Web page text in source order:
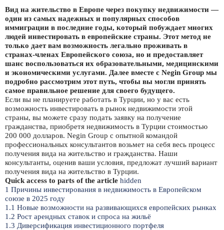
Вид на жительство в Европе через покупку недвижимости —
один из самых надежных и популярных способов
иммиграции в последние годы, который побуждает многих
людей инвестировать в европейские страны. Этот метод не
только дает вам возможность легально проживать в
странах-членах Европейского союза, но и предоставляет
шанс воспользоваться их образовательными, медицинскими
и экономическими услугами. Далее вместе с Negin Group мы
подробно рассмотрим этот путь, чтобы вы могли принять
самое правильное решение для своего будущего.
Если вы не планируете работать в Турции, но у вас есть
возможность инвестировать в рынок недвижимости этой
страны, вы можете сразу подать заявку на получение
гражданства, приобретя недвижимость в Турции стоимостью
200 000 долларов. Negin Group с опытной командой
профессиональных консультантов возьмет на себя весь процесс
получения вида на жительство и гражданства. Наши
консультанты, оценив ваши условия, предложат лучший вариант
получения вида на жительство в Турции.
Quick access to parts of the article hidden
1 Причины инвестирования в недвижимость в Европейском
союзе в 2025 году
1.1 Новые возможности на развивающихся европейских рынках
1.2 Рост арендных ставок и спроса на жильё
1.3 Диверсификация инвестиционного портфеля